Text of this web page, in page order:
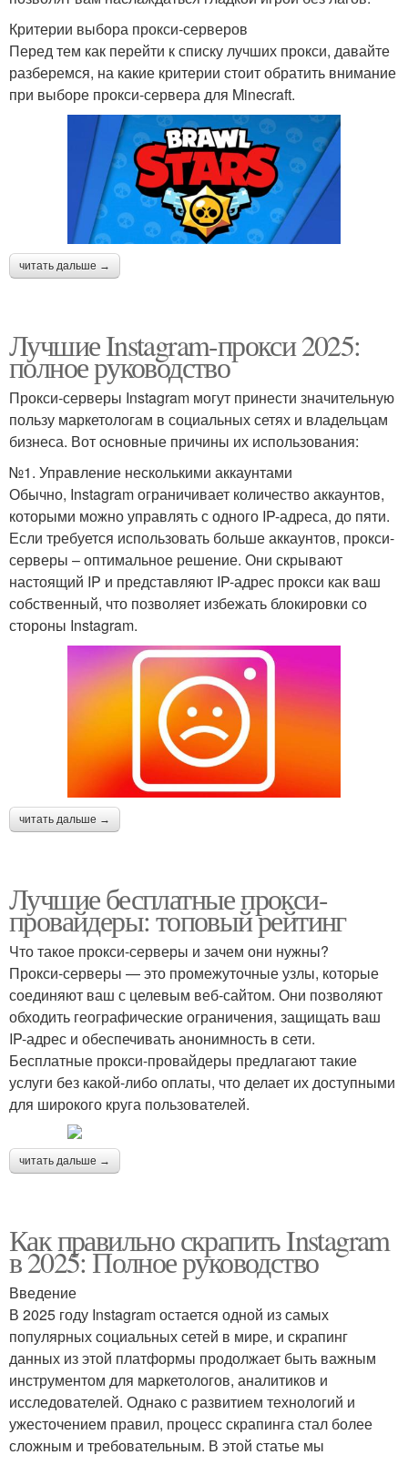
Критерии выбора прокси-серверов
Перед тем как перейти к списку лучших прокси, давайте
разберемся, на какие критерии стоит обратить внимание
при выборе прокси-сервера для Minecraft.
читать дальше →
Лучшие Instagram-прокси 2025:
полное руководство
Прокси-серверы Instagram могут принести значительную
пользу маркетологам в социальных сетях и владельцам
бизнеса. Вот основные причины их использования:
№1. Управление несколькими аккаунтами
Обычно, Instagram ограничивает количество аккаунтов,
которыми можно управлять с одного IP-адреса, до пяти.
Если требуется использовать больше аккаунтов, прокси-
серверы – оптимальное решение. Они скрывают
настоящий IP и представляют IP-адрес прокси как ваш
собственный, что позволяет избежать блокировки со
стороны Instagram.
читать дальше →
Лучшие бесплатные прокси-
провайдеры: топовый рейтинг
Что такое прокси-серверы и зачем они нужны?
Прокси-серверы — это промежуточные узлы, которые
соединяют ваш с целевым веб-сайтом. Они позволяют
обходить географические ограничения, защищать ваш
IP-адрес и обеспечивать анонимность в сети.
Бесплатные прокси-провайдеры предлагают такие
услуги без какой-либо оплаты, что делает их доступными
для широкого круга пользователей.
читать дальше →
Как правильно скрапить Instagram
в 2025: Полное руководство
Введение
В 2025 году Instagram остается одной из самых
популярных социальных сетей в мире, и скрапинг
данных из этой платформы продолжает быть важным
инструментом для маркетологов, аналитиков и
исследователей. Однако с развитием технологий и
ужесточением правил, процесс скрапинга стал более
сложным и требовательным. В этой статье мы